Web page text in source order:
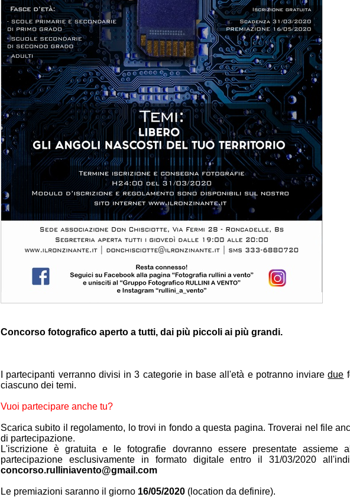
Concorso fotografico aperto a tutti, dai più piccoli ai più grandi.
I partecipanti verranno divisi in 3 categorie in base all'età e potranno inviaredue
ciascuno dei temi.
Vuoi partecipare anche tu?
Scarica subito il regolamento, lo trovi in fondo a questa pagina. Troverai nel file
di partecipazione.
L'iscrizione è gratuita e le fotografie dovranno essere presentate assieme
partecipazione esclusivamente in formato digitale entro il 31/03/2020
concorso.rulliniavento@gmail.com
Le premiazioni saranno il giorno 16/05/2020 (location da definire).